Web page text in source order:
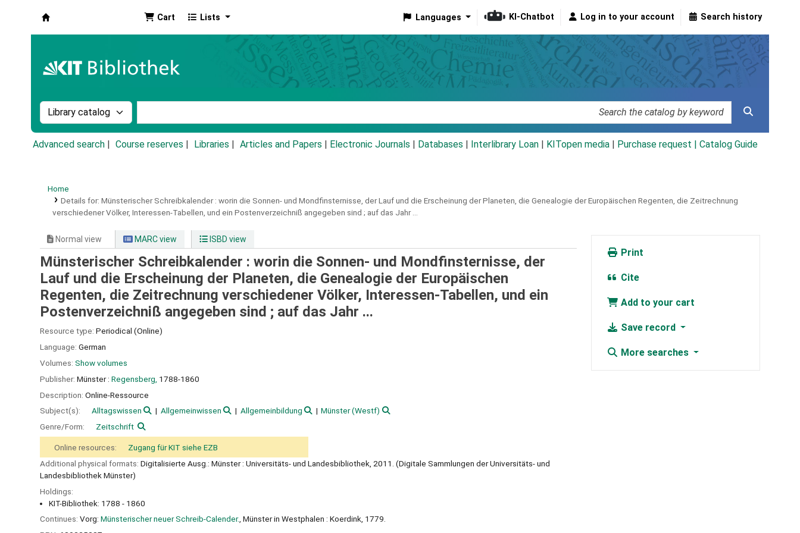
Cart Lists Languages KI-Chatbot Log in to your account Search history
Search the catalog by:
Advanced search Course reserves Libraries Articles and Papers Electronic Journals Databases Interlibrary Loan KITopen media Purchase request | Catalog Guide
Home
Details for: Münsterischer Schreibkalender : worin die Sonnen- und Mondfinsternisse, der Lauf und die Erscheinung der Planeten, die Genealogie der Europäischen Regenten, die Zeitrechnung
verschiedener Völker, Interessen-Tabellen, und ein Postenverzeichniß angegeben sind ; auf das Jahr ...
Normal view MARC view ISBD view
Münsterischer Schreibkalender : worin die Sonnen- und Mondfinsternisse, der
Lauf und die Erscheinung der Planeten, die Genealogie der Europäischen
Regenten, die Zeitrechnung verschiedener Völker, Interessen-Tabellen, und ein
Postenverzeichniß angegeben sind ; auf das Jahr ...
Resource type: Periodical (Online)
Language: German
Volumes: Show volumes
Publisher: Münster : Regensberg, 1788-1860
Description: Online-Ressource
Subject(s):
Alltagswissen Allgemeinwissen Allgemeinbildung
Münster (Westf)
Genre/Form:
Zeitschrift
Online resources:
Zugang für KIT siehe EZB
Additional physical formats: Digitalisierte Ausg.: Münster : Universitäts- und Landesbibliothek, 2011. (Digitale Sammlungen der Universitäts- und
Landesbibliothek Münster)
Holdings:
KIT-Bibliothek: 1788 - 1860
Continues: Vorg: Münsterischer neuer Schreib-Calender., Münster in Westphalen : Koerdink, 1779.
Print
Cite
Add to your cart
Save record
More searches